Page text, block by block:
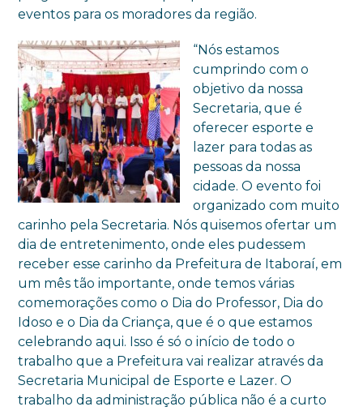
eventos para os moradores da região.
“Nós estamos
cumprindo com o
objetivo da nossa
Secretaria, que é
oferecer esporte e
lazer para todas as
pessoas da nossa
cidade. O evento foi
organizado com muito
carinho pela Secretaria. Nós quisemos ofertar um
dia de entretenimento, onde eles pudessem
receber esse carinho da Prefeitura de Itaboraí, em
um mês tão importante, onde temos várias
comemorações como o Dia do Professor, Dia do
Idoso e o Dia da Criança, que é o que estamos
celebrando aqui. Isso é só o início de todo o
trabalho que a Prefeitura vai realizar através da
Secretaria Municipal de Esporte e Lazer. O
trabalho da administração pública não é a curto